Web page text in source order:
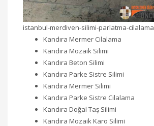
istanbul-merdiven-silimi-parlatma-cilalama
Kandıra Mermer Cilalama
Kandıra Mozaik Silimi
Kandıra Beton Silimi
Kandıra Parke Sistre Silimi
Kandıra Mermer Silimi
Kandıra Parke Sistre Cilalama
Kandıra Doğal Taş Silimi
Kandıra Mozaik Karo Silimi